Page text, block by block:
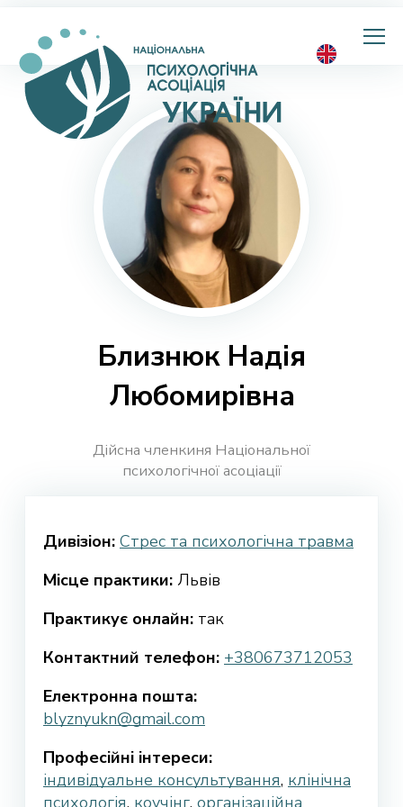
Національна
психологічна
Близнюк Надія
Любомирівна
Дійсна членкиня Національної
психологічної асоціації
Дивізіон: Стрес та психологічна травма
Місце практики: Львів
Практикує онлайн: так
Контактний телефон: +380673712053
Електронна пошта:
blyznyukn@gmail.com
Професійні інтереси:
індивідуальне консультування, клінічна
психологія, коучінг, організаційна